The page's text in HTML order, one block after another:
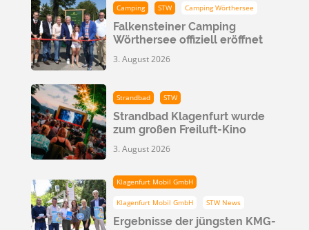
Camping STW Camping Wörthersee
Falkensteiner Camping
Wörthersee offiziell eröffnet
3. August 2026
Strandbad STW
Strandbad Klagenfurt wurde
zum großen Freiluft-Kino
3. August 2026
Klagenfurt Mobil GmbH
Klagenfurt Mobil GmbH STW News
Ergebnisse der jüngsten KMG-